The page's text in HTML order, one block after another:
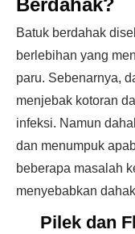
Berdahak?
Batuk berdahak
berlebihan yang
paru. Sebenarnya,
menjebak kotoran
infeksi. Namun
dan menumpuk
beberapa masalah
menyebabkan
Pilek dan